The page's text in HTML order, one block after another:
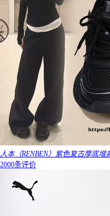
人本（RENBEN）紫色复古厚底
2000条评价